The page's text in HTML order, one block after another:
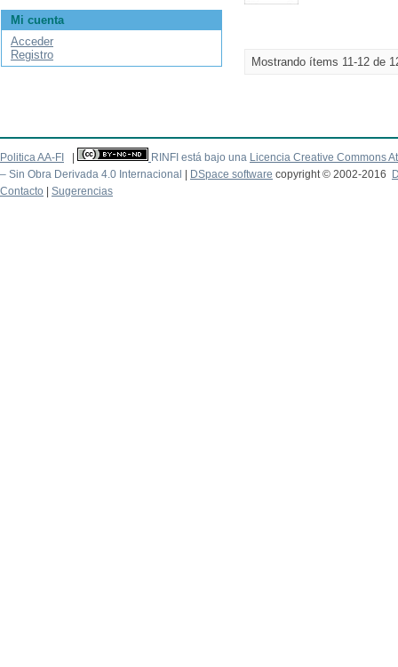
Mostrando ítems 11-12 de
Mi cuenta
Acceder
Registro
Politica AA-FI RINFI está bajo una Licencia Creative Commons
– Sin Obra Derivada 4.0 Internacional
DSpace software copyright © 2002-2016
Contacto
Sugerencias